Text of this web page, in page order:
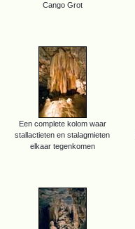
Cango Grot
Een complete kolom waar
stallactieten en stalagmieten
elkaar tegenkomen